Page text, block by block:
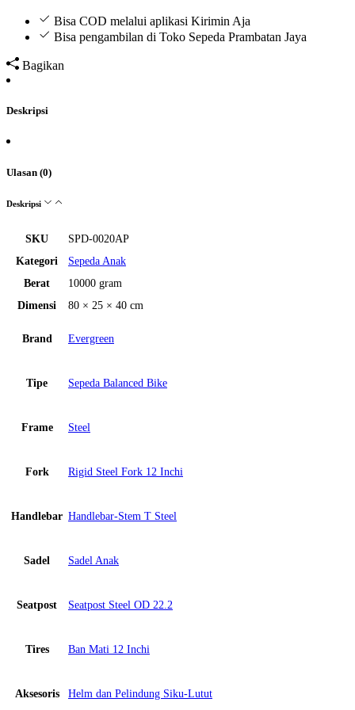
Bisa COD melalui aplikasi Kirimin Aja
Bisa pengambilan di Toko Sepeda Prambatan Jaya
Bagikan
Deskripsi
Ulasan (0)
Deskripsi
SKU
SPD-0020AP
Kategori
Sepeda Anak
Berat
10000 gram
Dimensi
80 × 25 × 40 cm
Brand Evergreen
Tipe Sepeda Balanced Bike
Frame Steel
Fork Rigid Steel Fork 12 Inchi
Handlebar Handlebar-Stem T Steel
Sadel Sadel Anak
Seatpost Seatpost Steel OD 22.2
Tires Ban Mati 12 Inchi
Aksesoris Helm dan Pelindung Siku-Lutut